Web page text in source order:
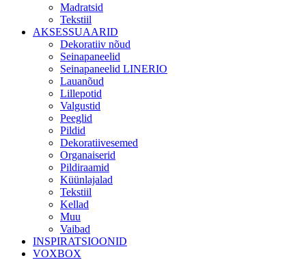
Madratsid
Tekstiil
AKSESSUAARID
Dekoratiiv nõud
Seinapaneelid
Seinapaneelid LINERIO
Lauanõud
Lillepotid
Valgustid
Peeglid
Pildid
Dekoratiivesemed
Organaiserid
Pildiraamid
Küünlajalad
Tekstiil
Kellad
Muu
Vaibad
INSPIRATSIOONID
VOXBOX